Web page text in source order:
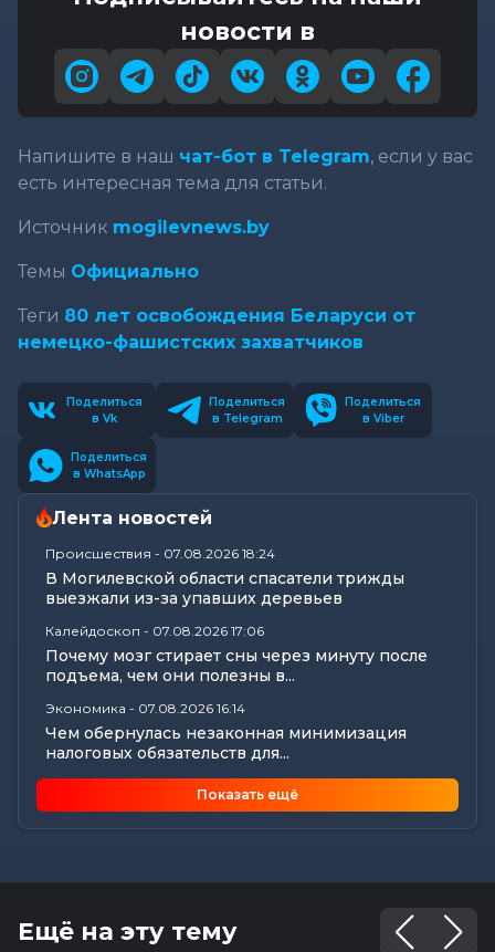
новости в
Напишите в наш чат-бот в Telegram, если у вас
есть интересная тема для статьи.
Источник mogilevnews.by
Темы Официально
Теги 80 лет освобождения Беларуси от
немецко-фашистских захватчиков
Поделиться
в Vk
Поделиться
в Telegram
Поделиться
в Viber
Поделиться
в WhatsApp
Лента новостей
Происшествия - 07.08.2026 18:24
В Могилевской области спасатели трижды
выезжали из-за упавших деревьев
Калейдоскоп - 07.08.2026 17:06
Почему мозг стирает сны через минуту после
подъема, чем они полезны в...
Экономика - 07.08.2026 16:14
Чем обернулась незаконная минимизация
налоговых обязательств для...
Цифры, технологии и кадры: главные итоги
вступительной кампании...
В Могилеве предали земле останки более 140
Общество -07.08.2026 15:00
Показать ещё
Ещё на эту тему